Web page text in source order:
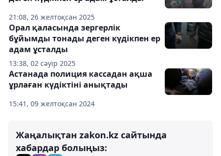
21:08, 26 желтоқсан 2025
13:38, 02 сәуір 2025
Орал қаласында зергерлік
бұйымды тонады деген күдікпен ер
адам ұсталды
15:41, 09 желтоқсан 2024
Астанада полиция кассадан ақша
ұрлаған күдіктіні анықтады
Жаңалықтан zakon.kz сайтында
хабардар болыңыз: